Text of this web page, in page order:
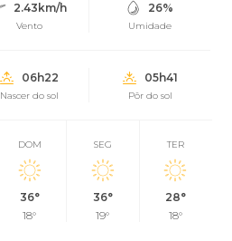
2.43km/h
Vento
26%
Umidade
06h22
Nascer do sol
05h41
Pôr do sol
DOM
36°
18°
SEG
36°
19°
TER
28°
18°